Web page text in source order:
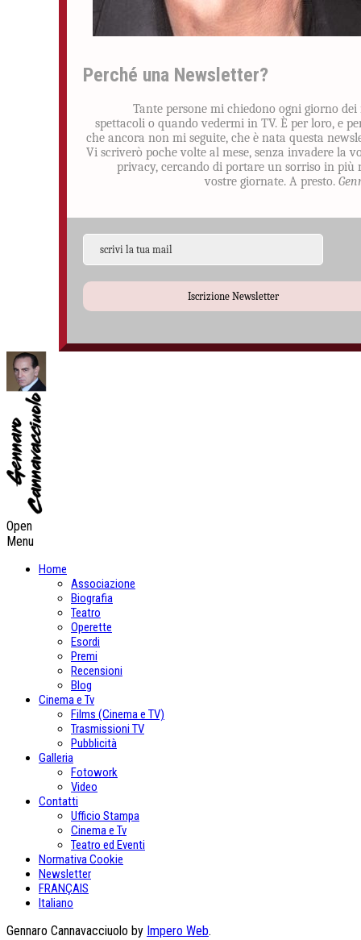
Perché una Newsletter?
Tante persone mi chiedono ogni giorno dei
spettacoli o quando vedermi in TV. È per loro, e
che ancora non mi seguite, che è nata questa
Vi scriverò poche volte al mese, senza invadere la
privacy, cercando di portare un sorriso in più
vostre giornate. A presto.
Iscrizione Newsletter
Open
Menu
Home
Associazione
Biografia
Teatro
Operette
Esordi
Premi
Recensioni
Blog
Cinema e Tv
Films (Cinema e TV)
Trasmissioni TV
Pubblicità
Galleria
Fotowork
Video
Contatti
Ufficio Stampa
Cinema e Tv
Teatro ed Eventi
Normativa Cookie
Newsletter
FRANÇAIS
Italiano
Gennaro Cannavacciuolo by Impero Web.